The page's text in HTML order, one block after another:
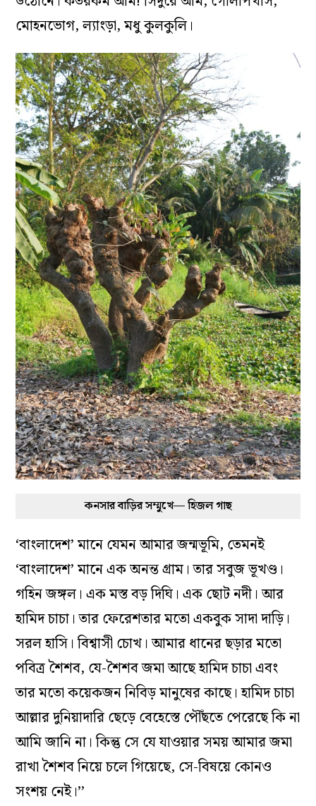
মোহনভোগ, ল্যাংড়া, মধু কুলকুলি।
কনসার বাড়ির সম্মুখে— হিজল গাছ
‘বাংলাদেশ’ মানে যেমন আমার জন্মভূমি, তেমনই
‘বাংলাদেশ’ মানে এক অনন্ত গ্রাম। তার সবুজ ভূখণ্ড।
গহিন জঙ্গল। এক মস্ত বড় দিঘি। এক ছোট নদী। আর
হামিদ চাচা। তার ফেরেশতার মতো একবুক সাদা দাড়ি।
সরল হাসি। বিশ্বাসী চোখ। আমার ধানের ছড়ার মতো
পবিত্র শৈশব, যে-শৈশব জমা আছে হামিদ চাচা এবং
তার মতো কয়েকজন নিবিড় মানুষের কাছে। হামিদ চাচা
আল্লার দুনিয়াদারি ছেড়ে বেহেস্তে পৌঁছতে পেরেছে কি না
আমি জানি না। কিন্তু সে যে যাওয়ার সময় আমার জমা
রাখা শৈশব নিয়ে চলে গিয়েছে, সে-বিষয়ে কোনও
সংশয় নেই।’’